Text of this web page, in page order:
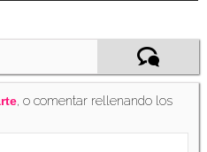
, o comentar rellenando los